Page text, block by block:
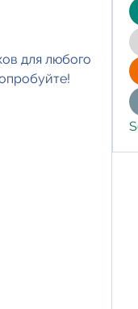
для любого